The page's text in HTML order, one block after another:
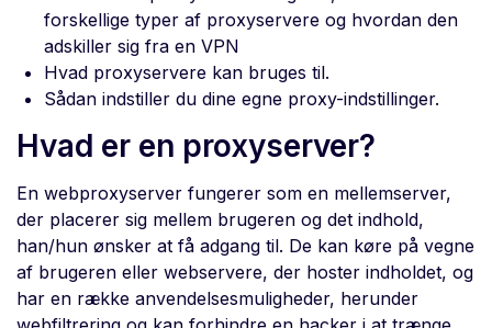
forskellige typer af proxyservere og hvordan den
adskiller sig fra en VPN
Hvad proxyservere kan bruges til.
Sådan indstiller du dine egne proxy-indstillinger.
Hvad er en proxyserver?
En webproxyserver fungerer som en mellemserver,
der placerer sig mellem brugeren og det indhold,
han/hun ønsker at få adgang til. De kan køre på vegne
af brugeren eller webservere, der hoster indholdet, og
har en række anvendelsesmuligheder, herunder